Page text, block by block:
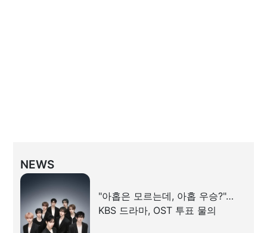
NEWS
"아홉은 모르는데, 아홉 우승?"…
KBS 드라마, OST 투표 물의